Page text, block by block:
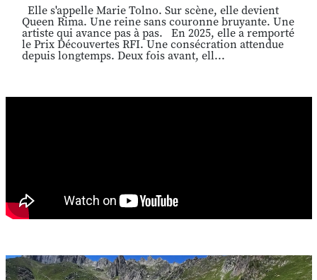
Elle s'appelle Marie Tolno. Sur scène, elle devient
Queen Rima. Une reine sans couronne bruyante. Une
artiste qui avance pas à pas. En 2025, elle a remporté
le Prix Découvertes RFI. Une consécration attendue
depuis longtemps. Deux fois avant, ell...